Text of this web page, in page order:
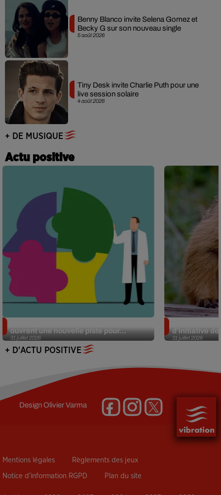
5 août 2026
Benny Blanco invite Selena Gomez et
Becky G sur son nouveau single
4 août 2026
Tiny Desk invite Charlie Puth pour une
live session solaire
+ DE MUSIQUE
Actu positive
31 juillet 2026
ouvrent une nouvelle piste pour...
31 juillet 2026
d’initiative
+ D'ACTU POSITIVE
DesignOlivier Varma
Mentions légales Règlements des jeux
Notice d’information RGPD Plan du site